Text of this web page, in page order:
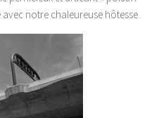
notre chaleureuse hôtesse.